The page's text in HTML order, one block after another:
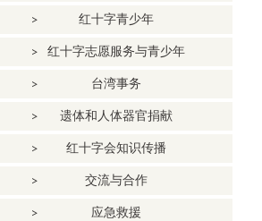
红十字青少年
红十字志愿服务与青少年
台湾事务
遗体和人体器官捐献
红十字会知识传播
交流与合作
应急救援